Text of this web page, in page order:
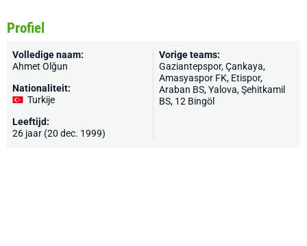
Profiel
Volledige naam:
Ahmet Olğun
Nationaliteit:
Turkije
Leeftijd:
26 jaar (20 dec. 1999)
Vorige teams:
Gaziantepspor, Çankaya,
Amasyaspor FK, Etispor,
Araban BS, Yalova, Şehitkamil
BS, 12 Bingöl